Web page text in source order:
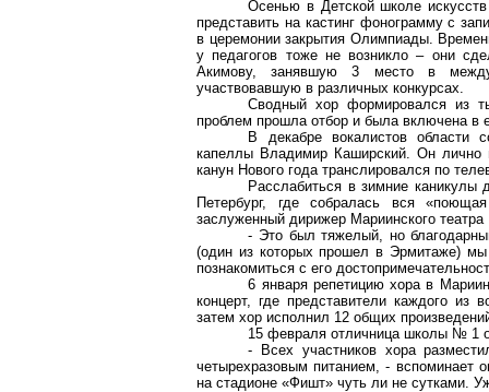
Осенью в Детской школе
представить на кастинг фонограмму с
в церемонии закрытия Олимпиады.
у педагогов тоже не возникло – они
Акимову, занявшую 3 место в
участвовавшую в различных конкурсах.
Сводный хор формировался из
проблем прошла отбор и была включена в
В декабре вокалистов области
капеллы Владимир Каширский. Он лично
канун Нового года транслировался по
Расслабиться в зимние каникулы
Петербург, где собралась вся
заслуженный дирижер Мариинского
- Это был тяжелый, но
(один из которых прошел в Эрмитаже)
познакомиться с его
6 января репетицию хора в
концерт, где представители каждого из
затем хор исполнил 12 общих
15 февраля отличница школы № 1
- Всех участников хора
четырехразовым питанием, - вспоминает
на стадионе «Фишт» чуть ли не сутками.